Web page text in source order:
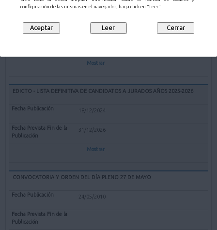
configuración de las mismas en el navegador, haga click en "Leer"
EXPEDIENTE REDENOMINACIÓN BOLERA CUBIERTA "EL PARQUE" DE
12/02/2025
Mostrar
EDICTO - LISTA DEFINITIVA DE CANDIDATOS A JURADOS AÑOS 2025-2026
18/12/2024
31/12/2026
Mostrar
CONVOCATORIA Y ORDEN DEL DÍA PLENO 27 DE MAYO
24/05/2010